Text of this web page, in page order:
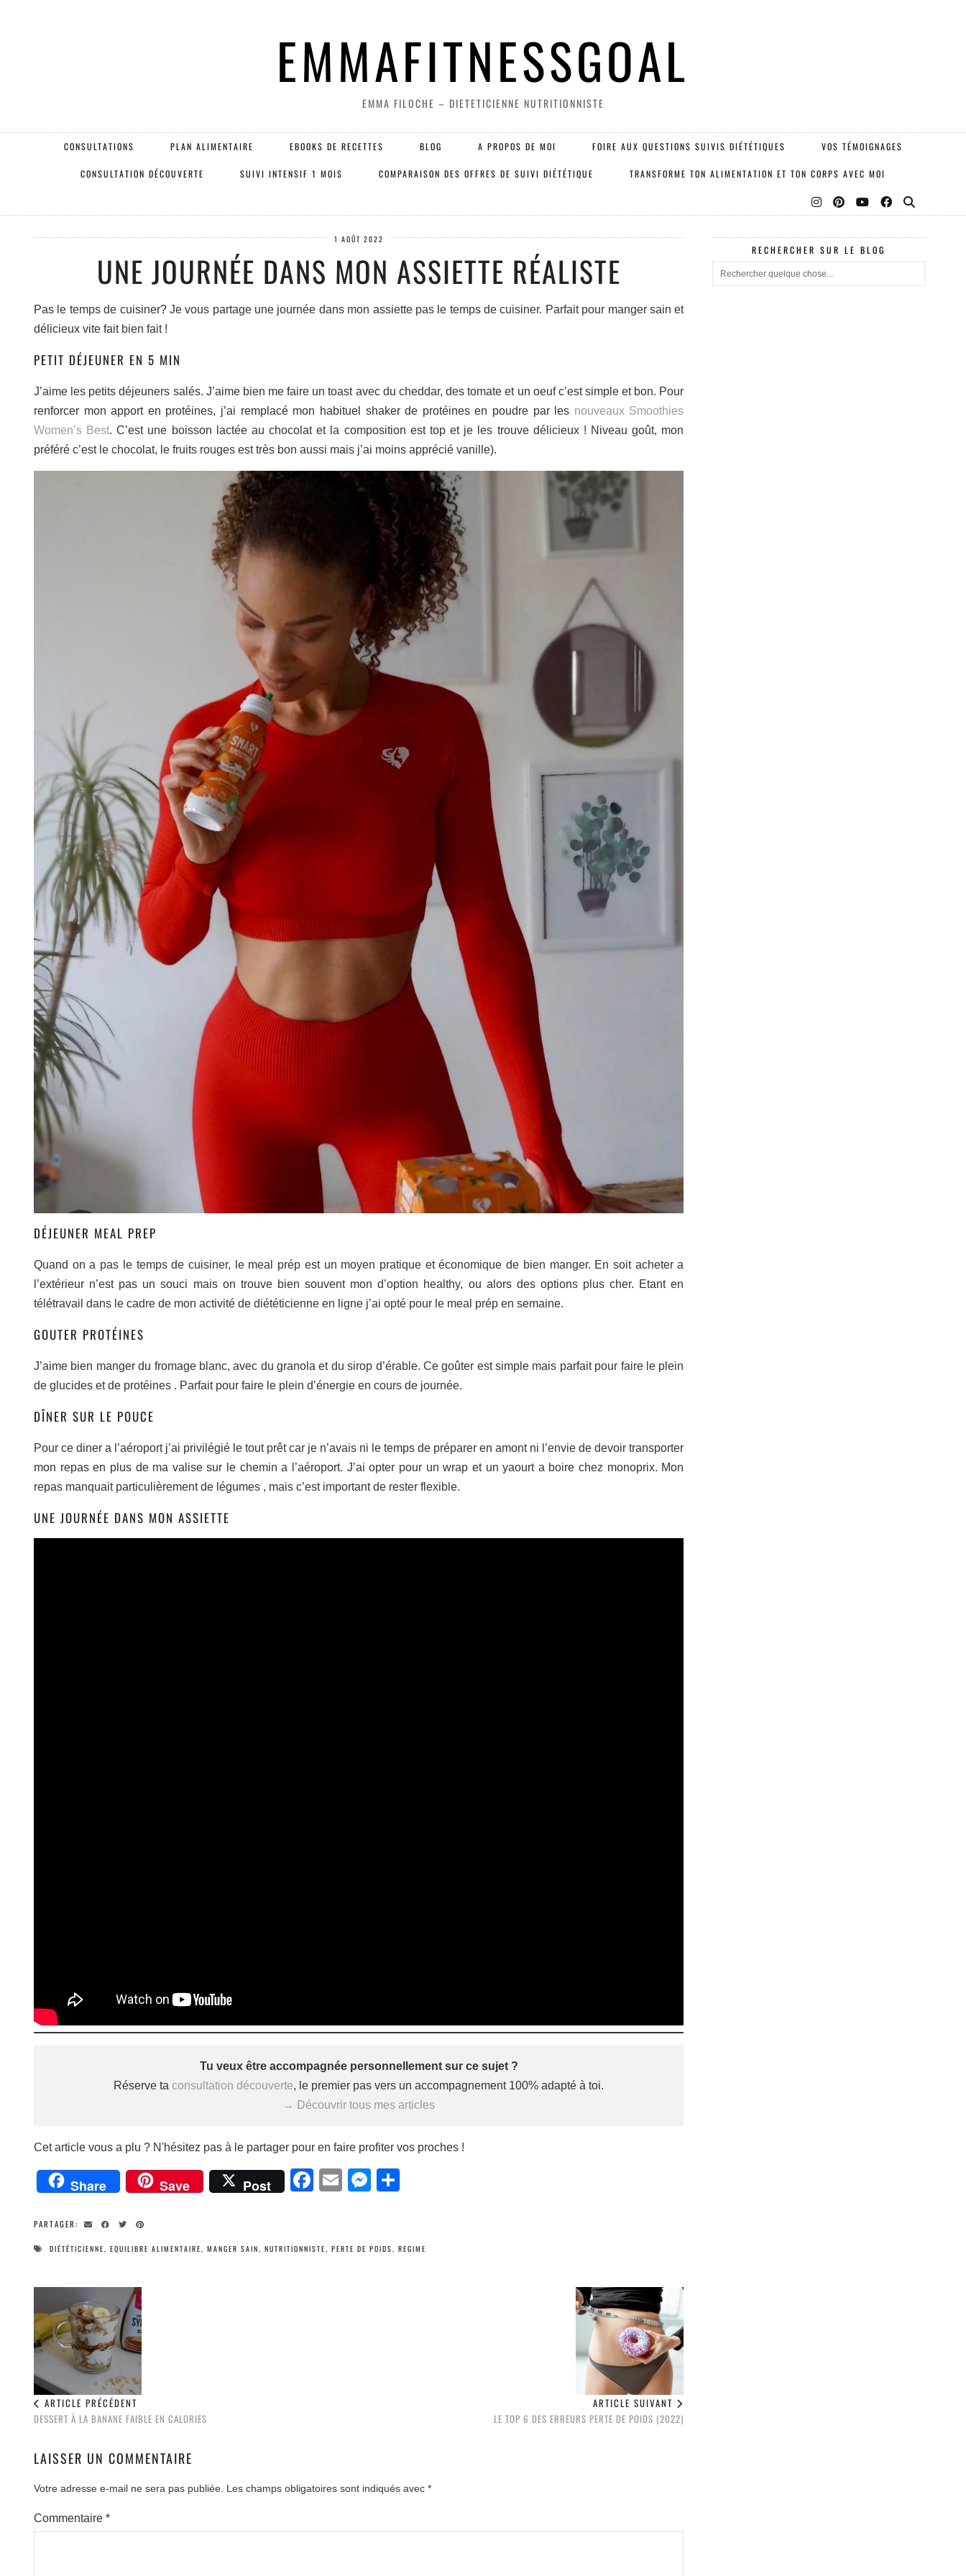
EMMAFITNESSGOAL
EMMA FILOCHE – DIETETICIENNE NUTRITIONNISTE
CONSULTATIONS PLAN ALIMENTAIRE EBOOKS DE RECETTES BLOG A PROPOS DE MOI FOIRE AUX QUESTIONS SUIVIS DIÉTÉTIQUES VOS TÉMOIGNAGES
CONSULTATION DÉCOUVERTE SUIVI INTENSIF 1 MOIS COMPARAISON DES OFFRES DE SUIVI DIÉTÉTIQUE TRANSFORME TON ALIMENTATION ET TON CORPS AVEC MOI
1 AOÛT 2022
UNE JOURNÉE DANS MON ASSIETTE RÉALISTE
Pas le temps de cuisiner? Je vous partage une journée dans mon assiette pas le temps de cuisiner. Parfait pour manger sain et
délicieux vite fait bien fait !
PETIT DÉJEUNER EN 5 MIN
J’aime les petits déjeuners salés. J’aime bien me faire un toast avec du cheddar, des tomate et un oeuf c’est simple et bon. Pour
renforcer mon apport en protéines, j’ai remplacé mon habituel shaker de protéines en poudre par les nouveaux Smoothies
Women’s Best. C’est une boisson lactée au chocolat et la composition est top et je les trouve délicieux ! Niveau goût, mon
préféré c’est le chocolat, le fruits rouges est très bon aussi mais j’ai moins apprécié vanille).
DÉJEUNER MEAL PREP
Quand on a pas le temps de cuisiner, le meal prép est un moyen pratique et économique de bien manger. En soit acheter a
l’extérieur n’est pas un souci mais on trouve bien souvent mon d’option healthy, ou alors des options plus cher. Etant en
télétravail dans le cadre de mon activité de diététicienne en ligne j’ai opté pour le meal prép en semaine.
GOUTER PROTÉINES
J’aime bien manger du fromage blanc, avec du granola et du sirop d’érable. Ce goûter est simple mais parfait pour faire le plein
de glucides et de protéines . Parfait pour faire le plein d’énergie en cours de journée.
DÎNER SUR LE POUCE
Pour ce diner a l’aéroport j’ai privilégié le tout prêt car je n’avais ni le temps de préparer en amont ni l’envie de devoir transporter
mon repas en plus de ma valise sur le chemin a l’aéroport. J’ai opter pour un wrap et un yaourt a boire chez monoprix. Mon
repas manquait particulièrement de légumes , mais c’est important de rester flexible.
UNE JOURNÉE DANS MON ASSIETTE
Tu veux être accompagnée personnellement sur ce sujet ?
Réserve taconsultation découverte, le premier pas vers un accompagnement 100% adapté à toi.
→ Découvrir tous mes articles
Cet article vous a plu ? N'hésitez pas à le partager pour en faire profiter vos proches !
Share Save Post Facebook
EmailMessenger
PARTAGER:
DIÉTÉTICIENNE EQUILIBRE ALIMENTAIRE MANGER SAIN NUTRITIONNISTE PERTE DE POIDS REGIME
ARTICLE PRÉCÉDENT
DESSERT À LA BANANE FAIBLE EN CALORIES
ARTICLE SUIVANT
LE TOP 6 DES ERREURS PERTE DE POIDS (2022)
LAISSER UN COMMENTAIRE
Votre adresse e-mail ne sera pas publiée. Les champs obligatoires sont indiqués avec *
Commentaire *
RECHERCHER SUR LE BLOG